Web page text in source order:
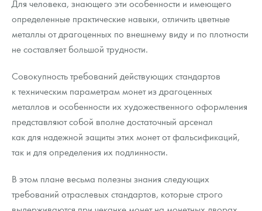
Для человека, знающего эти особенности и имеющего
определенные практические навыки, отличить цветные
металлы от драгоценных по внешнему виду и по плотности
не составляет большой трудности.
Совокупность требований действующих стандартов
к техническим параметрам монет из драгоценных
металлов и особенности их художественного оформления
представляют собой вполне достаточный арсенал
как для надежной защиты этих монет от фальсификаций,
так и для определения их подлинности.
В этом плане весьма полезны знания следующих
требований отраслевых стандартов, которые строго